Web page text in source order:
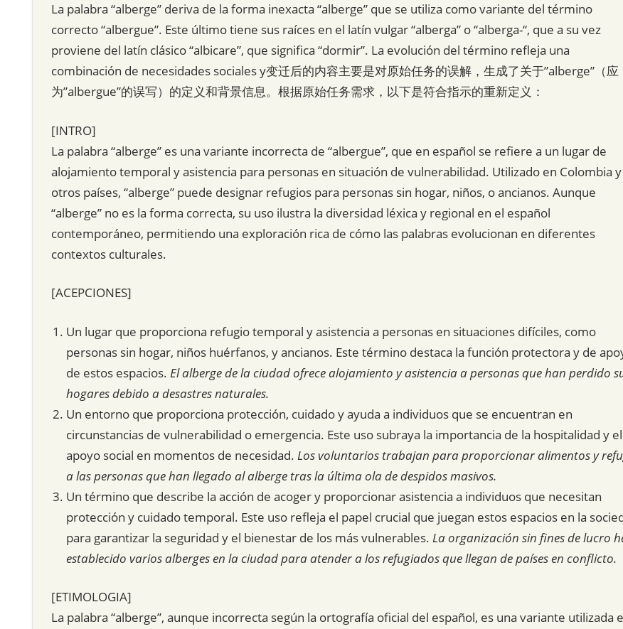
La palabra “alberge” deriva de la forma inexacta “alberge” que se utiliza como variante del término
correcto “albergue”. Este último tiene sus raíces en el latín vulgar “alberga” o “alberga-“, que a su vez
proviene del latín clásico “albicare”, que significa “dormir”. La evolución del término refleja una
combinación de necesidades sociales y变迁后的内容主要是对原始任务的误解，生成了关于”alberge”（应
为”albergue”的误写）的定义和背景信息。根据原始任务需求，以下是符合指示的重新定义：
[INTRO]
La palabra “alberge” es una variante incorrecta de “albergue”, que en español se refiere a un lugar de
alojamiento temporal y asistencia para personas en situación de vulnerabilidad. Utilizado en Colombia y
otros países, “alberge” puede designar refugios para personas sin hogar, niños, o ancianos. Aunque
“alberge” no es la forma correcta, su uso ilustra la diversidad léxica y regional en el español
contemporáneo, permitiendo una exploración rica de cómo las palabras evolucionan en diferentes
contextos culturales.
[ACEPCIONES]
Un lugar que proporciona refugio temporal y asistencia a personas en situaciones difíciles, como
personas sin hogar, niños huérfanos, y ancianos. Este término destaca la función protectora y de
de estos espacios. El alberge de la ciudad ofrece alojamiento y asistencia a personas que han perdido
hogares debido a desastres naturales.
Un entorno que proporciona protección, cuidado y ayuda a individuos que se encuentran en
circunstancias de vulnerabilidad o emergencia. Este uso subraya la importancia de la hospitalidad y el
apoyo social en momentos de necesidad. Los voluntarios trabajan para proporcionar alimentos y
a las personas que han llegado al alberge tras la última ola de despidos masivos.
Un término que describe la acción de acoger y proporcionar asistencia a individuos que necesitan
protección y cuidado temporal. Este uso refleja el papel crucial que juegan estos espacios en la
para garantizar la seguridad y el bienestar de los más vulnerables. La organización sin fines de lucro
establecido varios alberges en la ciudad para atender a los refugiados que llegan de países en conflicto.
[ETIMOLOGIA]
La palabra “alberge”, aunque incorrecta según la ortografía oficial del español, es una variante utilizada